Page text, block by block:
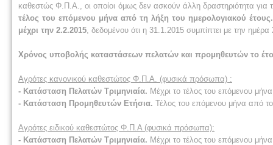
καθεστώς Φ.Π.Α., οι οποίοι όμως δεν ασκούν άλλη δραστηριότητα για
τέλος του επόμενου μήνα από τη λήξη του ημερολογιακού
μέχρι την 2.2.2015 , δεδομένου ότι η 31.1.2015 συμπίπτει με την
Χρόνος υποβολής καταστάσεων πελατών και προμηθευτών το
Αγρότες κανονικού καθεστώτος Φ.Π.Α. (φυσικά πρόσωπα) :
- Κατάσταση Πελατών Τριμηνιαία. Μέχρι το τέλος του επόμενου
- Κατάσταση Προμηθευτών Ετήσια. Τέλος του επόμενου μήνα από
Αγρότες ειδικού καθεστώτος Φ.Π.Α (φυσικά πρόσωπα):
- Κατάσταση Πελατών Τριμηνιαία. Μέχρι το τέλος του επόμενου